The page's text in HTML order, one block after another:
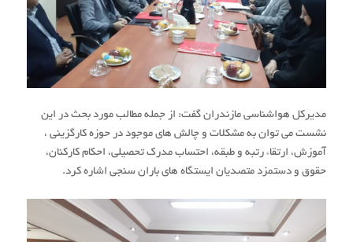
مدیرکل هواشناسی مازندران گفت: از جمله مطالب مورد بحث در این
نشست می توان به مشکلات و چالش های موجود در حوزه کارگزینی ،
آموزش، ارتقاء رتبه و طبقه، احتساب مدرک تحصیلی، احکام کارکنان،
حقوق و دستمزد متصدیان ایستگاه های باران سنجی اشاره کرد.